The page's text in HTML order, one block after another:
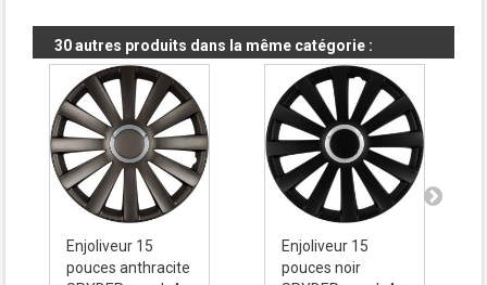
30 autres produits dans la même catégorie :
Enjoliveur 15
pouces anthracite
Enjoliveur 15
pouces noir